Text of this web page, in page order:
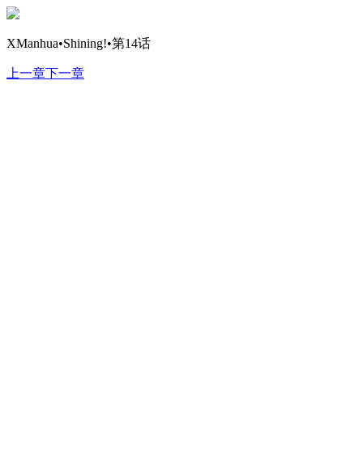
XManhua•Shining!•第14话
上一章下一章